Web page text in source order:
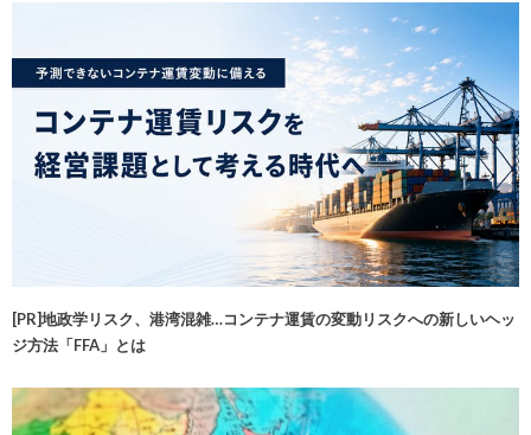
[PR]地政学リスク、港湾混雑…コンテナ運賃の変動リスクへの新しいヘッ
ジ方法「FFA」とは